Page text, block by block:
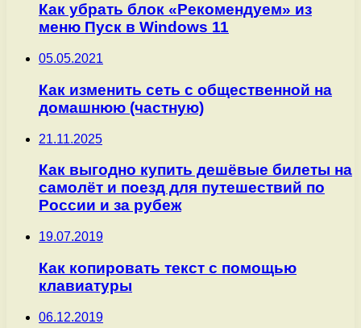
Как убрать блок «Рекомендуем» из
меню Пуск в Windows 11
05.05.2021
Как изменить сеть с общественной на
домашнюю (частную)
21.11.2025
Как выгодно купить дешёвые билеты на
самолёт и поезд для путешествий по
России и за рубеж
19.07.2019
Как копировать текст с помощью
клавиатуры
06.12.2019